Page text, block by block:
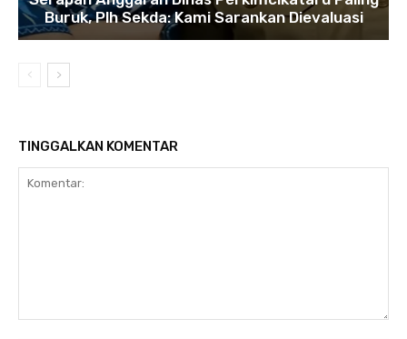
Buruk, Plh Sekda: Kami Sarankan Dievaluasi
TINGGALKAN KOMENTAR